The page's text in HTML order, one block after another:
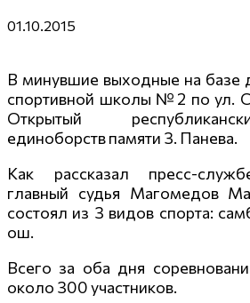
01.10.2015
В минувшие выходные на базе
спортивной школы №2 по ул.
Открытый
единоборств памяти З. Панева.
Как рассказал пресс-
главный судья Магомедов
состоял из 3 видов спорта:
ош.
Всего за оба дня
около 300 участников.